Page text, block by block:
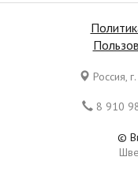
Россия,
8 910
©